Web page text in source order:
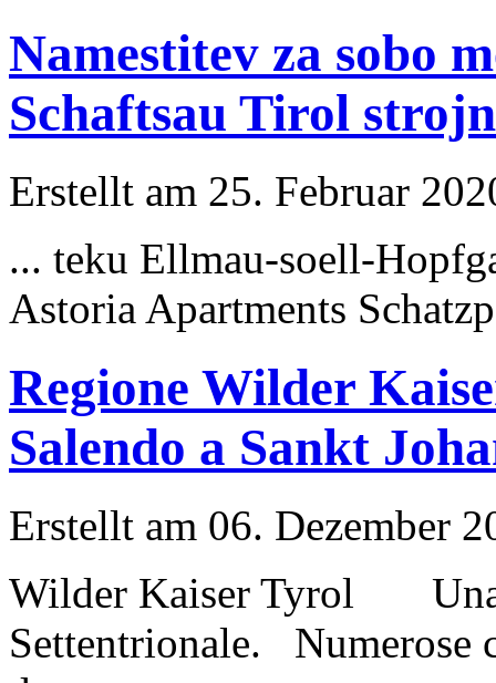
Namestitev za sobo
Schaftsau Tirol
Erstellt am 25. Februar
... teku Ellmau-soell-
Astoria Apartments
Regione Wilder
Salendo a Sankt
Erstellt am 06. Dezember
Wilder Kaiser Tyrol Una
Settentrionale. Numerose